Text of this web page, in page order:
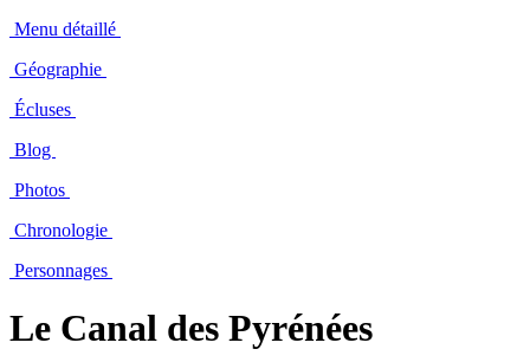
Menu détaillé
Géographie
Écluses
Blog
Photos
Chronologie
Personnages
Le Canal des Pyrénées